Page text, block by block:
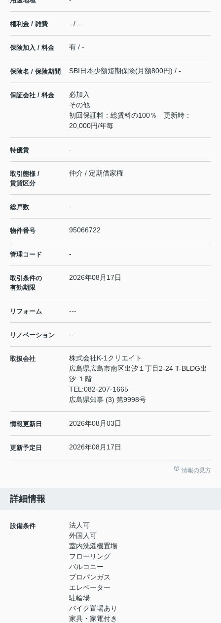
権利金 / 雑費 - / -
保険加入 / 料金 有 / -
保険名 / 保険期間 SBI日本少額短期保険(月額800円) / -
保証会社 / 料金
必加入
その他
初回保証料：総賃料の100％ 更新時：
20,000円/年毎
特優賃 -
取引態様 /
賃貸区分
仲介 / 定期借家権
総戸数 -
物件番号 95066722
管理コード -
取引条件の
有効期限
2026年08月17日
リフォーム ---
リノベーション --
取扱会社
株式会社K-1クリエイト
広島県広島市南区出汐１丁目2-24 T-BLDG出
汐 １階
TEL:082-207-1665
広島県知事 (3) 第9998号
情報更新日 2026年08月03日
更新予定日 2026年08月17日
情報の見方
詳細情報
設備条件
法人可
外国人可
室内洗濯機置場
フローリング
バルコニー
プロパンガス
エレベーター
駐輪場
バイク置場あり
家具・家電付き